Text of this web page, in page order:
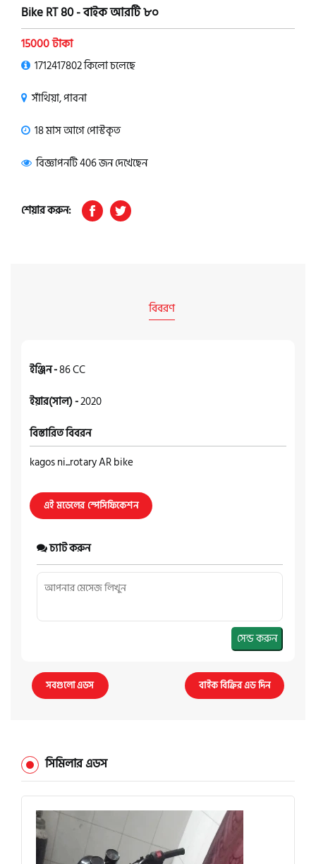
Bike RT 80 - বাইক আরটি ৮০
15000 টাকা
1712417802 কিলো চলেছে
সাঁথিয়া, পাবনা
18 মাস আগে পোস্টকৃত
বিজ্ঞাপনটি 406 জন দেখেছেন
শেয়ার করুন:
বিবরণ
ইঞ্জিন -86 CC
ইয়ার(সাল) -2020
বিস্তারিত বিবরন
kagos ni...rotary AR bike
এই মডেলের স্পেসিফিকেশন
চ্যাট করুন
সেন্ড করুন
সবগুলো এডস বাইক বিক্রির এড দিন
সিমিলার এডস